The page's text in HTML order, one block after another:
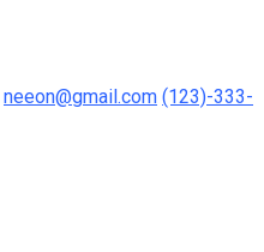
neeon@gmail.com (123)-333-